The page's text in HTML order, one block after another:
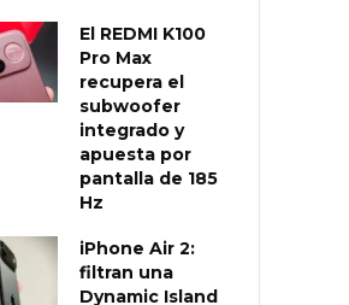
El REDMI K100
Pro Max
recupera el
subwoofer
integrado y
apuesta por
pantalla de 185
Hz
iPhone Air 2:
filtran una
Dynamic Island